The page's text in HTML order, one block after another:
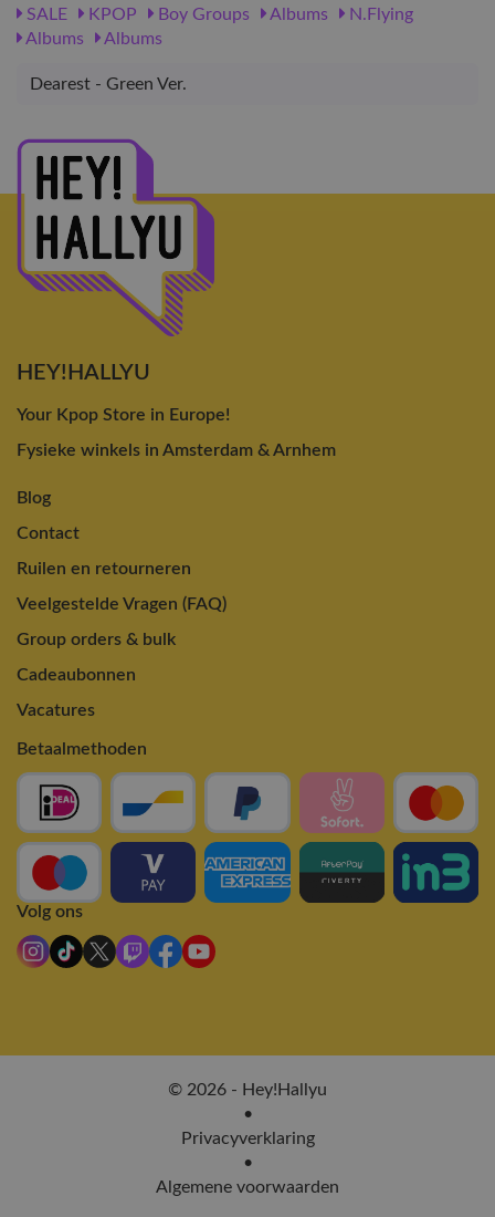
SALE
KPOP Boy Groups Albums
N.Flying
Albums
Albums
Dearest - Green Ver.
HEY!HALLYU
Your Kpop Store in Europe!
Fysieke winkels in Amsterdam & Arnhem
Blog
Contact
Ruilen en retourneren
Veelgestelde Vragen (FAQ)
Group orders & bulk
Cadeaubonnen
Vacatures
Betaalmethoden
Volg ons
© 2026 - Hey!Hallyu
•
Privacyverklaring
•
Algemene voorwaarden